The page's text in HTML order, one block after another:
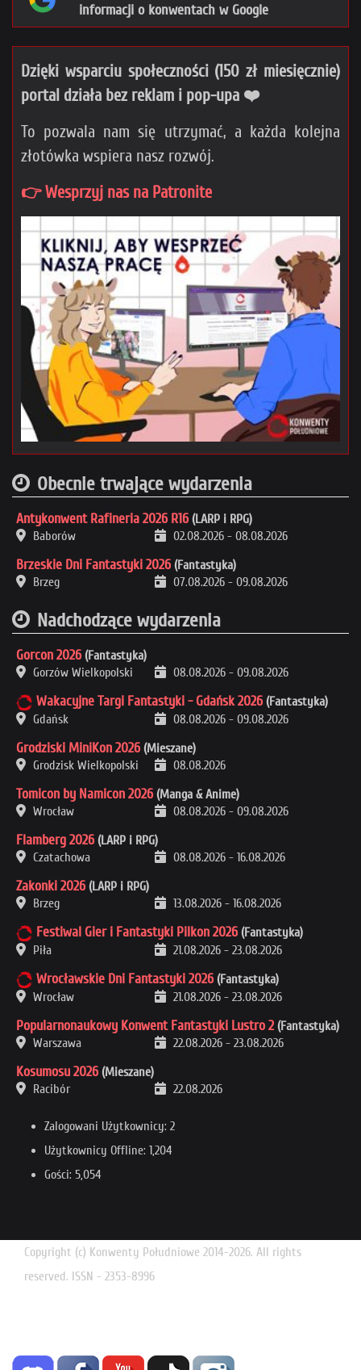
informacji o konwentach w Google
Dzięki wsparciu społeczności (150 zł miesięcznie)
portal działa bez reklam i pop-upa ❤️
To pozwala nam się utrzymać, a każda kolejna
złotówka wspiera nasz rozwój.
👉 Wesprzyj nas na Patronite
Obecnie trwające wydarzenia
Antykonwent Rafineria 2026 R16 (LARP i RPG)
Baborów
02.08.2026 - 08.08.2026
Brzeskie Dni Fantastyki 2026 (Fantastyka)
Brzeg
07.08.2026 - 09.08.2026
Nadchodzące wydarzenia
Gorcon 2026 (Fantastyka)
Gorzów Wielkopolski
08.08.2026 - 09.08.2026
Wakacyjne Targi Fantastyki - Gdańsk 2026 (Fantastyka)
Gdańsk
08.08.2026 - 09.08.2026
Grodziski MiniKon 2026 (Mieszane)
Grodzisk Wielkopolski
08.08.2026
Tomicon by Namicon 2026 (Manga & Anime)
Wrocław
08.08.2026 - 09.08.2026
Flamberg 2026 (LARP i RPG)
Czatachowa
08.08.2026 - 16.08.2026
Zakonki 2026 (LARP i RPG)
Brzeg
13.08.2026 - 16.08.2026
Festiwal Gier i Fantastyki Pilkon 2026 (Fantastyka)
Piła
21.08.2026 - 23.08.2026
Wrocławskie Dni Fantastyki 2026 (Fantastyka)
Wrocław
21.08.2026 - 23.08.2026
Popularnonaukowy Konwent Fantastyki Lustro 2 (Fantastyka)
Warszawa
22.08.2026 - 23.08.2026
Kosumosu 2026 (Mieszane)
Racibór
22.08.2026
Zalogowani Użytkownicy: 2
Użytkownicy Offline: 1,204
Gości: 5,054
Copyright (c) Konwenty Południowe 2014-2026. All rights
reserved. ISSN - 2353-8996